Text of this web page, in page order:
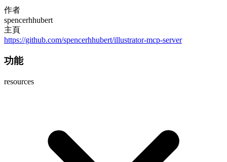
作者
spencerhhubert
主頁
https://github.com/spencerhhubert/illustrator-mcp-server
功能
resources